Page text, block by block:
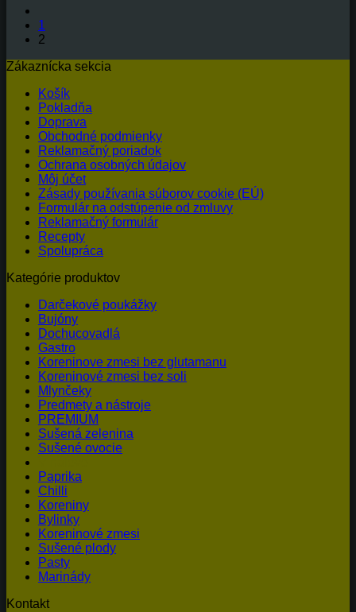
1
2
Zákaznícka sekcia
Košík
Pokladňa
Doprava
Obchodné podmienky
Reklamačný poriadok
Ochrana osobných údajov
Môj účet
Zásady používania súborov cookie (EÚ)
Formulár na odstúpenie od zmluvy
Reklamačný formulár
Recepty
Spolupráca
Kategórie produktov
Darčekové poukážky
Bujóny
Dochucovadlá
Gastro
Koreninove zmesi bez glutamanu
Koreninové zmesi bez soli
Mlynčeky
Predmety a nástroje
PREMIUM
Sušená zelenina
Sušené ovocie
Paprika
Chilli
Koreniny
Bylinky
Koreninové zmesi
Sušené plody
Pasty
Marinády
Kontakt